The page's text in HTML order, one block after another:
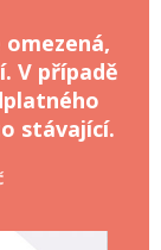
V případě
stávající.